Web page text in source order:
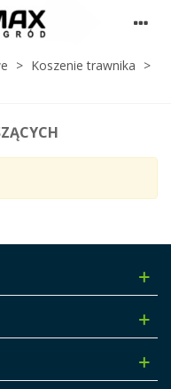
> Koszenie trawnika >